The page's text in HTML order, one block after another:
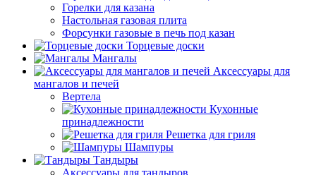
Горелки для казана
Настольная газовая плита
Форсунки газовые в печь под казан
Торцевые доски
Мангалы
Аксессуары для
мангалов и печей
Вертела
Кухонные
принадлежности
Решетка для гриля
Шампуры
Тандыры
Аксессуары для тандыров